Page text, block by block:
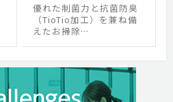
優れた制菌力と抗菌防臭
（TioTio加工）を兼ね備
えたお掃除…